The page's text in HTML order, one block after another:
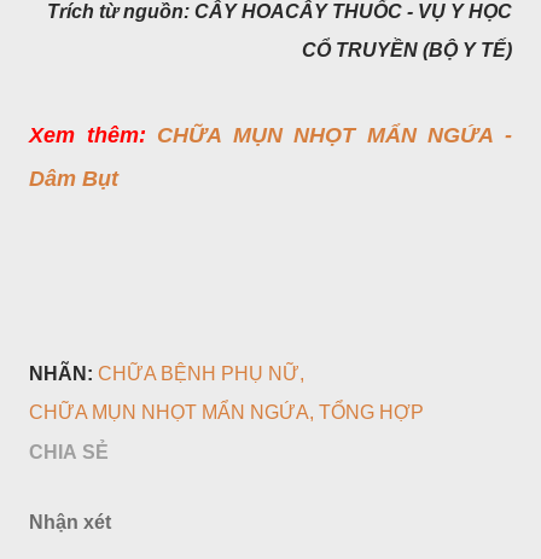
Trích từ nguồn: CÂY HOACÂY THUỐC - VỤ Y HỌC
CỔ TRUYỀN (BỘ Y TẾ)
Xem thêm: CHỮA MỤN NHỌT MẨN NGỨA -
Dâm Bụt
NHÃN: CHỮA BỆNH PHỤ NỮ
CHỮA MỤN NHỌT MẨN NGỨA TỔNG HỢP
CHIA SẺ
Nhận xét